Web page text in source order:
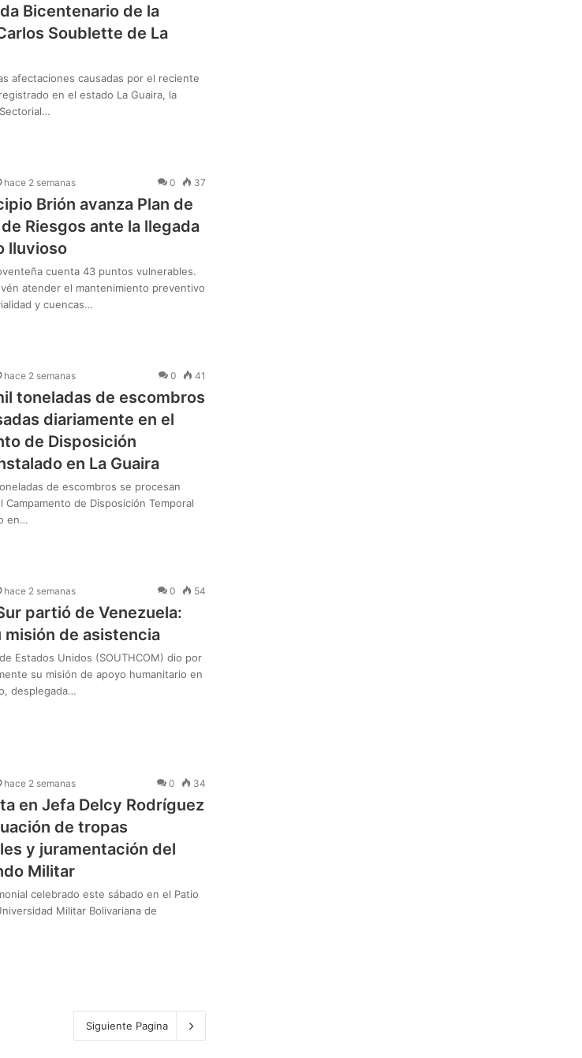
Bicentenario de la
Soublette de La
afectaciones causadas por el reciente
en el estado La Guaira, la
hace 2 semanas 0 37
Brión avanza Plan de
Riesgos ante la llegada
lluvioso
cuenta 43 puntos vulnerables.
atender el mantenimiento preventivo
y cuencas…
hace 2 semanas 0 41
toneladas de escombros
diariamente en el
de Disposición
en La Guaira
de escombros se procesan
Campamento de Disposición Temporal
en…
hace 2 semanas 0 54
partió de Venezuela:
misión de asistencia
Estados Unidos (SOUTHCOM) dio por
su misión de apoyo humanitario en
desplegada…
hace 2 semanas 0 34
en Jefa Delcy Rodríguez
de tropas
y juramentación del
Militar
celebrado este sábado en el Patio
Militar Bolivariana de
Siguiente Pagina